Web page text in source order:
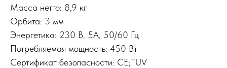
Масса нетто: 8,9 кг
Орбита: 3 мм
Энергетика: 230 В, 5A, 50/60 Гц
Потребляемая мощность: 450 Вт
Сертификат безопасности: CE;TUV